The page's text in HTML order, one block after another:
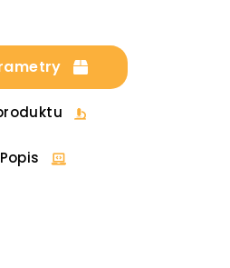
Popis